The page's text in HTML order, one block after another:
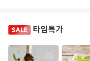
타임특가